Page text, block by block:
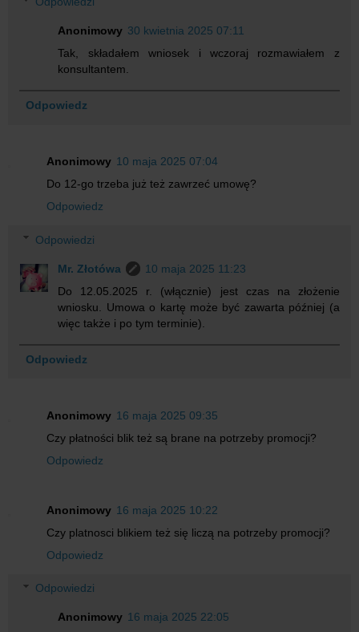
Anonimowy 30 kwietnia 2025 07:11
Tak, składałem wniosek i wczoraj rozmawiałem z
konsultantem.
Odpowiedz
Anonimowy 10 maja 2025 07:04
Do 12-go trzeba już też zawrzeć umowę?
Odpowiedz
Odpowiedzi
Mr. Złotówa
10 maja 2025 11:23
Do 12.05.2025 r. (włącznie) jest czas na złożenie
wniosku. Umowa o kartę może być zawarta później (a
więc także i po tym terminie).
Odpowiedz
Anonimowy 16 maja 2025 09:35
Czy płatności blik też są brane na potrzeby promocji?
Odpowiedz
Anonimowy 16 maja 2025 10:22
Czy platnosci blikiem też się liczą na potrzeby promocji?
Odpowiedz
Odpowiedzi
Anonimowy 16 maja 2025 22:05